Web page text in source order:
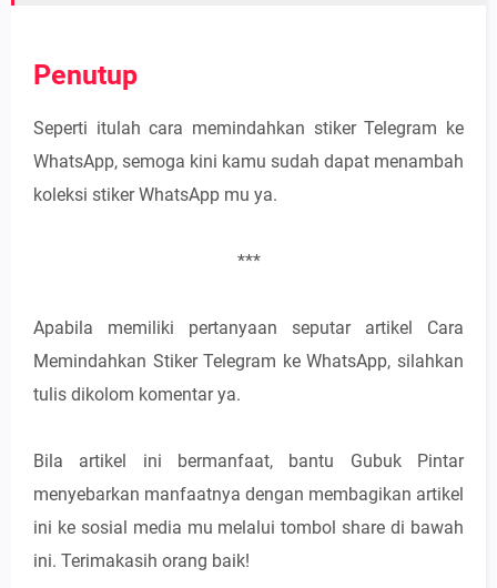
Penutup
Seperti itulah cara memindahkan stiker Telegram ke
WhatsApp, semoga kini kamu sudah dapat menambah
koleksi stiker WhatsApp mu ya.
***
Apabila memiliki pertanyaan seputar artikel Cara
Memindahkan Stiker Telegram ke WhatsApp, silahkan
tulis dikolom komentar ya.
Bila artikel ini bermanfaat, bantu Gubuk Pintar
menyebarkan manfaatnya dengan membagikan artikel
ini ke sosial media mu melalui tombol share di bawah
ini. Terimakasih orang baik!